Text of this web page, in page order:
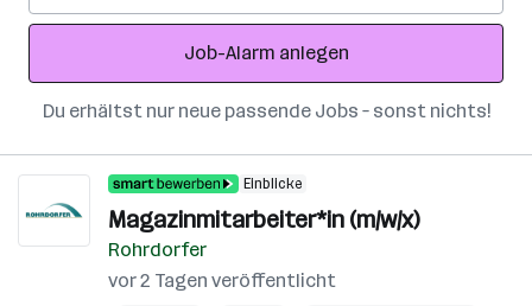
Adresse
Job-Alarm anlegen
Du erhältst nur neue passende Jobs – sonst nichts!
Einblicke
Magazinmitarbeiter*in (m/w/x)
Rohrdorfer
vor 2 Tagen veröffentlicht